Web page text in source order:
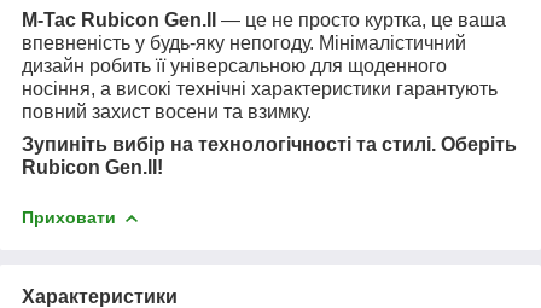
M-Tac Rubicon Gen.II
— це не просто куртка, це ваша
впевненість у будь-яку непогоду. Мінімалістичний
дизайн робить її універсальною для щоденного
носіння, а високі технічні характеристики гарантують
повний захист восени та взимку.
Зупиніть вибір на технологічності та стилі. Оберіть
Rubicon Gen.II!
Приховати
Характеристики